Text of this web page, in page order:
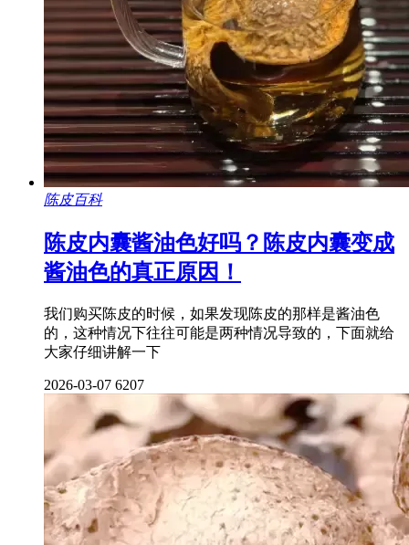
陈皮百科
陈皮内囊酱油色好吗？陈皮内囊变成
酱油色的真正原因！
我们购买陈皮的时候，如果发现陈皮的那样是酱油色
的，这种情况下往往可能是两种情况导致的，下面就给
大家仔细讲解一下
2026-03-07 6207